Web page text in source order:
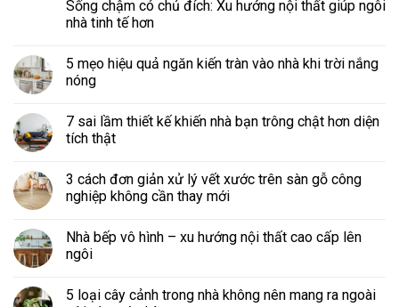
Sống chậm có chủ đích: Xu hướng nội thất giúp ngôi
nhà tinh tế hơn
5 mẹo hiệu quả ngăn kiến tràn vào nhà khi trời nắng
nóng
7 sai lầm thiết kế khiến nhà bạn trông chật hơn diện
tích thật
3 cách đơn giản xử lý vết xước trên sàn gỗ công
nghiệp không cần thay mới
Nhà bếp vô hình – xu hướng nội thất cao cấp lên
ngôi
5 loại cây cảnh trong nhà không nên mang ra ngoài